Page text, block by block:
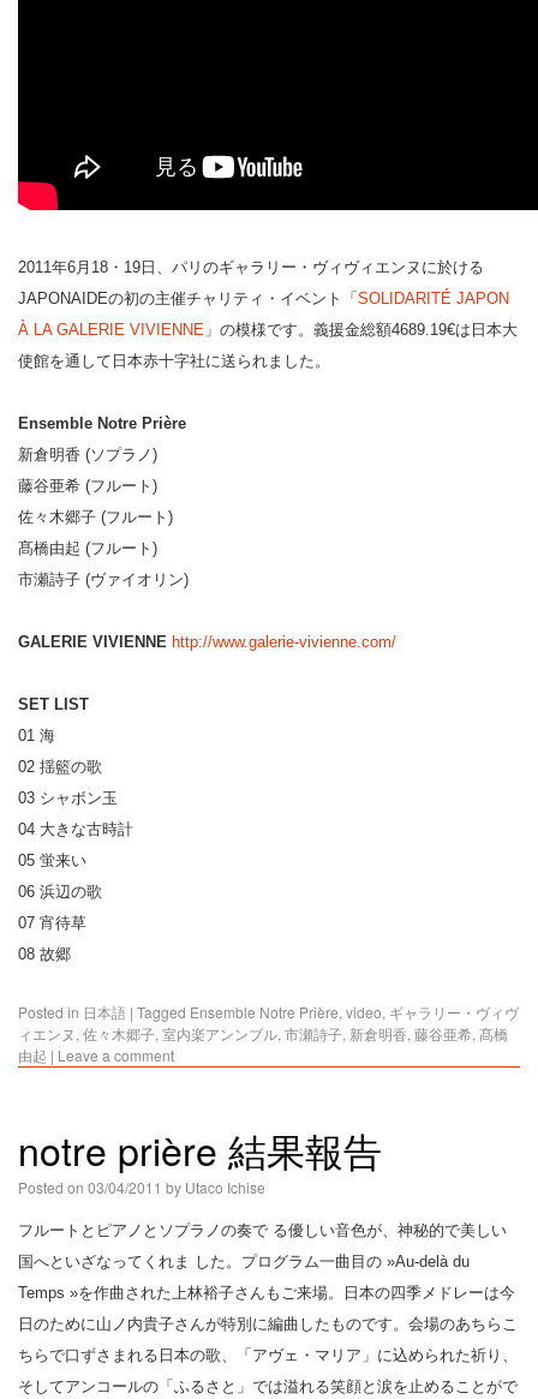
2011年6月18・19日、パリのギャラリー・ヴィヴィエンヌに於ける
JAPONAIDEの初の主催チャリティ・イベント「 SOLIDARITÉ JAPON
À LA GALERIE VIVIENNE 」の模様です。義援金総額4689.19€は日本大
使館を通して日本赤十字社に送られました。
Ensemble Notre Prière
新倉明香 (ソプラノ)
藤谷亜希 (フルート)
佐々木郷子 (フルート)
髙橋由起 (フルート)
市瀬詩子 (ヴァイオリン)
GALERIE VIVIENNE http://www.galerie-vivienne.com/
SET LIST
01 海
02 揺籃の歌
03 シャボン玉
04 大きな古時計
05 蛍来い
06 浜辺の歌
07 宵待草
08 故郷
Posted in 日本語 | Tagged Ensemble Notre Prière, video, ギャラリー・ヴィヴ
ィエンヌ, 佐々木郷子, 室内楽アンンブル, 市瀬詩子, 新倉明香, 藤谷亜希, 髙橋
由起 | Leave a comment
notre prière 結果報告
Posted on 03/04/2011 by Utaco Ichise
フルートとピアノとソプラノの奏で る優しい音色が、神秘的で美しい
国へといざなってくれま した。プログラム一曲目の »Au-delà du
Temps »を作曲された上林裕子さんもご来場。日本の四季メドレーは今
日のために山ノ内貴子さんが特別に編曲したものです。会場のあちらこ
ちらで口ずさまれる日本の歌、「アヴェ・マリア」に込められた祈り、
そしてアンコールの「ふるさと」では溢れる笑顔と涙を止めることがで